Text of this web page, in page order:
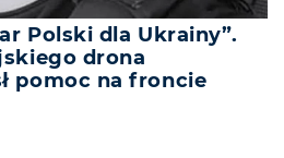
Polski dla Ukrainy”.
drona
pomoc na froncie